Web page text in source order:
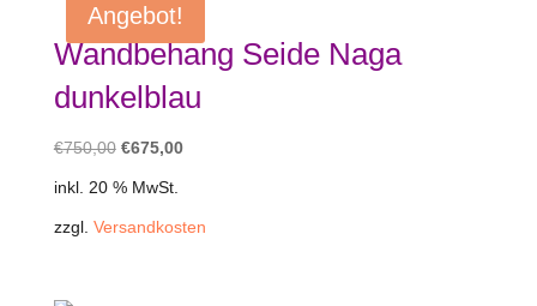
Angebot!
Wandbehang Seide Naga
dunkelblau
€750,00 Ursprünglicher
€750,00
€675,00Aktueller
€675,00.
inkl. 20 % MwSt.
zzgl. Versandkosten